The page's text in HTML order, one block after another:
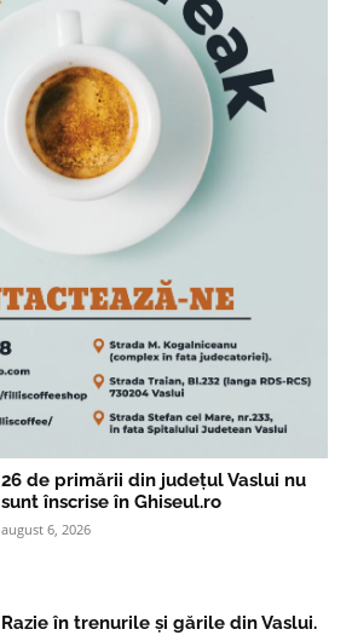
26 de primării din județul Vaslui nu
sunt înscrise în Ghiseul.ro
august 6, 2026
Razie în trenurile și gările din Vaslui.